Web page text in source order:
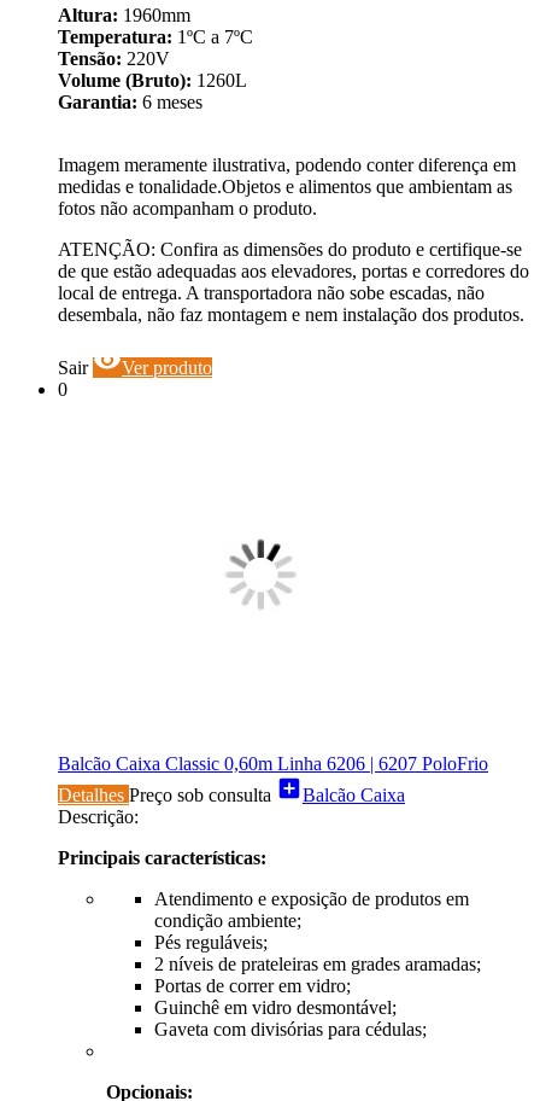
Altura: 1960mm
Temperatura: 1ºC a 7ºC
Tensão: 220V
Volume (Bruto): 1260L
Garantia: 6 meses
Imagem meramente ilustrativa, podendo conter diferença em
medidas e tonalidade.Objetos e alimentos que ambientam as
fotos não acompanham o produto.
ATENÇÃO: Confira as dimensões do produto e certifique-se
de que estão adequadas aos elevadores, portas e corredores do
local de entrega. A transportadora não sobe escadas, não
desembala, não faz montagem e nem instalação dos produtos.
Sair visibilityVer produto
0
Balcão Caixa Classic 0,60m Linha 6206 | 6207 PoloFrio
Detalhes Preço sob consulta add_boxBalcão Caixa
Descrição:
Principais características:
Atendimento e exposição de produtos em
condição ambiente;
Pés reguláveis;
2 níveis de prateleiras em grades aramadas;
Portas de correr em vidro;
Guinchê em vidro desmontável;
Gaveta com divisórias para cédulas;
Opcionais: